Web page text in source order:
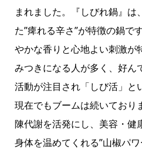
まれました。『しびれ鍋』は、
た”痺れる辛さ”が特徴の鍋で
やかな香りと心地よい刺激が
みつきになる人が多く、好ん
活動が注目され「しび活」と
現在でもブームは続いており
陳代謝を活発にし、美容・健
身体を温めてくれる”山椒パ